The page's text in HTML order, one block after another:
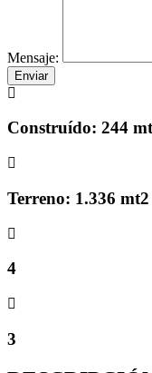
Mensaje:
Enviar
Construído: 244
Terreno: 1.336 mt2
4
3